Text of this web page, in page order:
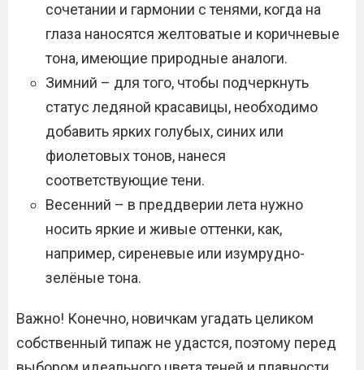
сочетании и гармонии с тенями, когда на
глаза наносятся желтоватые и коричневые
тона, имеющие природные аналоги.
Зимний – для того, чтобы подчеркнуть
статус ледяной красавицы, необходимо
добавить ярких голубых, синих или
фиолетовых тонов, нанеся
соответствующие тени.
Весенний – в преддверии лета нужно
носить яркие и живые оттенки, как,
например, сиреневые или изумрудно-
зелёные тона.
Важно! Конечно, новичкам угадать целиком
собственный типаж не удастся, поэтому перед